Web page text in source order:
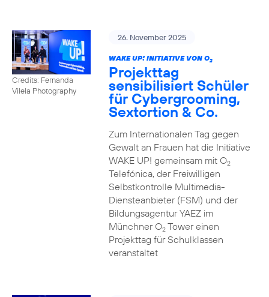
Credits: Fernanda
Vilela Photography
26. November 2025
WAKE UP! INITIATIVE VON O2
Projekttag
sensibilisiert Schüler
für Cybergrooming,
Sextortion & Co.
Zum Internationalen Tag gegen
Gewalt an Frauen hat die Initiative
WAKE UP! gemeinsam mit O2
Telefónica, der Freiwilligen
Selbstkontrolle Multimedia-
Diensteanbieter (FSM) und der
Bildungsagentur YAEZ im
Münchner O2Tower einen
Projekttag für Schulklassen
veranstaltet